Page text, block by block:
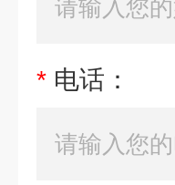
* 电话：